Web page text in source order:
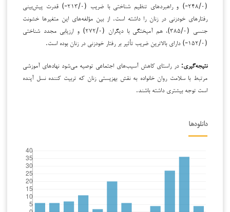
(۲۴۸/۰-) و راهبردهای تنظیم شناختی با ضریب (۲۱۳/۰-) قدرت پیش‌بینی
رفتارهای خودزنی در زنان را داشته است. از بین مؤلفه‌های این متغیرها خشونت
جنسی (۳۸۵/۰)، هم آمیختگی با دیگران (۲۷۲/۰) و ارزیابی مجدد شناختی
(۱۵۲/۰-) دارای بالاترین ضریب تأثیر بر رفتار خودزنی در زنان بوده است.
نتیجه‌گیری: در راستای کاهش آسیب‌های اجتماعی توصیه می‌شود نهادهای آموزشی
مرتبط با سلامت روان خانواده به نقش بهزیستی زنان که تربیت کننده نسل آینده
است توجه بیشتری داشته باشند.
دانلودها